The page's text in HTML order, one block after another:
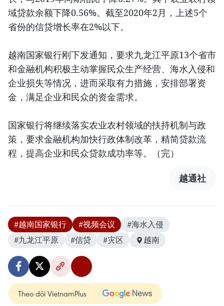
域贷款余额下降0.56%。截至2020年2月，上述5个
省份的信贷增长率在2%以下。
越南国家银行刚下发通知，要求九龙江平原13个省市
和金融机构积极主动掌握民众生产经营、海水入侵和
企业损失等情况，进而采取有力措施，安排部署资
金，满足企业和民众的资金需求。
国家银行将继续落实农业农村领域的扶持机制与政
策，要求金融机构加快行政体制改革，精简贷款流
程，提高企业和民众贷款成功率等。（完）
越通社
#越南国家银行 #视频会议
#海水入侵
#九龙江平原
#信贷 #灾区 越南
Theo dõi VietnamPlus